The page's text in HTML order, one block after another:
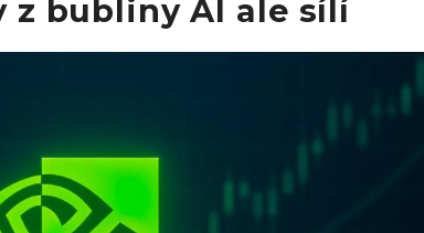
z bubliny AI ale sílí